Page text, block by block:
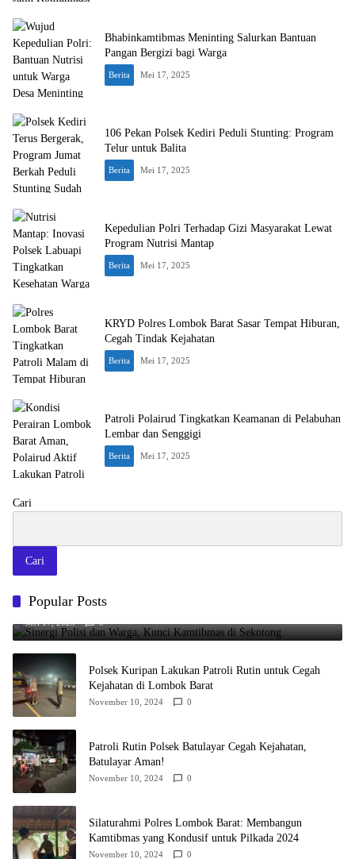
Bhabinkamtibmas Meninting Salurkan Bantuan
Pangan Bergizi bagi Warga
Berita Mei 17, 2025
106 Pekan Polsek Kediri Peduli Stunting: Program
Telur untuk Balita
Berita Mei 17, 2025
Kepedulian Polri Terhadap Gizi Masyarakat Lewat
Program Nutrisi Mantap
Berita Mei 17, 2025
KRYD Polres Lombok Barat Sasar Tempat Hiburan,
Cegah Tindak Kejahatan
Berita Mei 17, 2025
Patroli Polairud Tingkatkan Keamanan di Pelabuhan
Lembar dan Senggigi
Berita Mei 17, 2025
Cari
Cari
Popular Posts
Sinergi Polisi dan Warga, Kunci Kamtibmas di Sekotong
Mei 17, 2025 0
Polsek Kuripan Lakukan Patroli Rutin untuk Cegah
Kejahatan di Lombok Barat
November 10, 2024 0
Patroli Rutin Polsek Batulayar Cegah Kejahatan,
Batulayar Aman!
November 10, 2024 0
Silaturahmi Polres Lombok Barat: Membangun
Kamtibmas yang Kondusif untuk Pilkada 2024
November 10, 2024 0